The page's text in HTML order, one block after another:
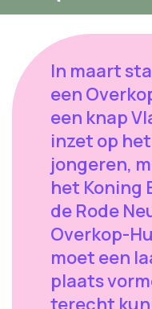
In maart
een
een knap
inzet op
jongeren,
het Koning
de Rode
Overkop-
moet een
plaats
terecht